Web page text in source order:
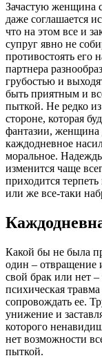
Зачастую женщина
даже соглашается
что на этом все и
супруг явно не
противостоять его
партнера
грубостью и
быть приятным и
пыткой. Не редко
стороне, которая
фантазии, женщина
каждодневное
моральное.
изменится чаще
приходится
или же все-таки
Какой бы не была
один – отвращение
свой брак или нет –
психическая
сопровождать ее.
унижение и
которого
нет возможности
пыткой.